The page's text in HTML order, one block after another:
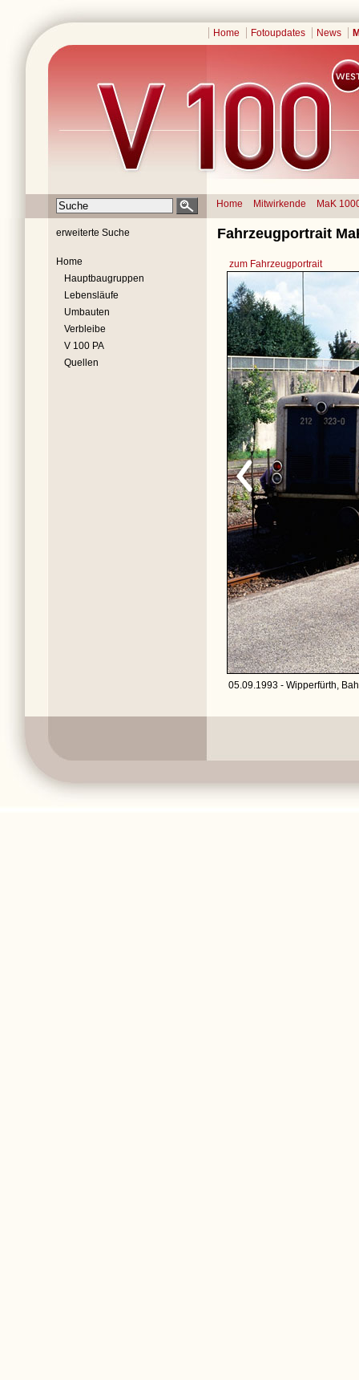
Home Fotoupdates News
Home Mitwirkende MaK
erweiterte Suche
Home
Hauptbaugruppen
Lebensläufe
Umbauten
Verbleibe
V 100 PA
Quellen
Fahrzeugportrait
zum Fahrzeugportrait
05.09.1993 - Wipperfürth,